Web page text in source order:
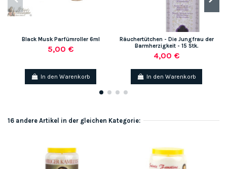
Black Musk Parfümroller 6ml
5,00 €
In den Warenkorb
Räuchertütchen - Die Jungfrau der
Barmherzigkeit - 15 Stk.
4,00 €
In den Warenkorb
16 andere Artikel in der gleichen Kategorie: